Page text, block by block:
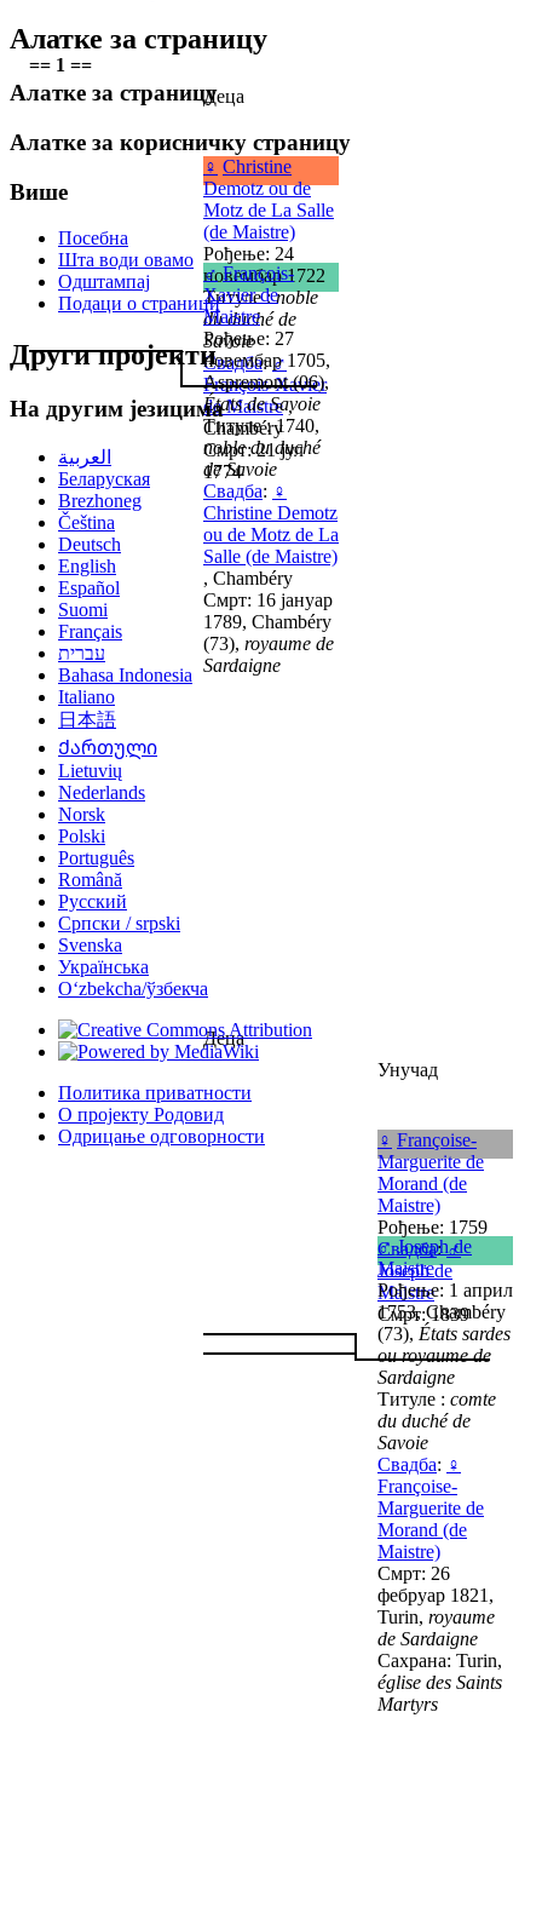
== 1 ==
Деца
♀ Christine
Demotz ou de
Motz de La Salle
(de Maistre)
Рођење: 24
новембар 1722
Титуле :noble
du duché de
Savoie
Свадба:♂
François-Xavier
de Maistre,
Chambéry
Смрт: 21 јул
1774
♂ François-
Xavier de
Maistre
Рођење: 27
новембар 1705,
Aspremont (06),
États de Savoie
Титуле : 1740,
noble du duché
de Savoie
Свадба: ♀
Christine Demotz
ou de Motz de La
Salle (de Maistre)
, Chambéry
Смрт: 16 јануар
1789, Chambéry
(73), royaume de
Sardaigne
Деца
Унучад
♀ Françoise-
Marguerite de
Morand (de
Maistre)
Рођење: 1759
Свадба:♂
Joseph de
Maistre
Смрт: 1839
♂ Joseph de
Maistre
Рођење: 1 април
1753, Chambéry
(73), États sardes
ou royaume de
Sardaigne
Титуле : comte
du duché de
Savoie
Свадба: ♀
Françoise-
Marguerite de
Morand (de
Maistre)
Смрт: 26
фебруар 1821,
Turin, royaume
de Sardaigne
Сахрана: Turin,
église des Saints
Martyrs
Алатке за страницу
Алатке за страницу
Алатке за корисничку страницу
Више
Посебна
Шта води овамо
Одштампај
Подаци о страници
Други пројекти
На другим језицима
العربية
Беларуская
Brezhoneg
Čeština
Deutsch
English
Español
Suomi
Français
עברית
Bahasa Indonesia
Italiano
日本語
Ქართული
Lietuvių
Nederlands
Norsk
Polski
Português
Română
Русский
Српски / srpski
Svenska
Українська
Oʻzbekcha/ўзбекча
Политика приватности
О пројекту Родовид
Одрицање одговорности